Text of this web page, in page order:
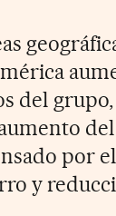
del
por
y